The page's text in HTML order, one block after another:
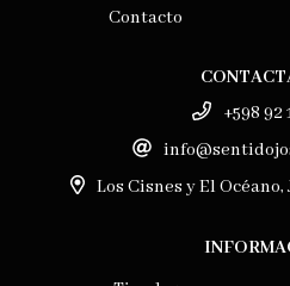
Contacto
+598 92
Los Cisnes y El